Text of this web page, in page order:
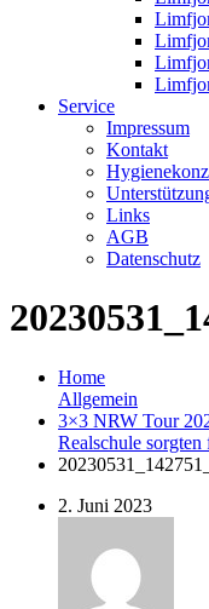
Service
Impressum
Kontakt
Links
AGB
Datenschutz
Home
Allgemein
3×3 NRW Tour
Realschule
2. Juni 2023